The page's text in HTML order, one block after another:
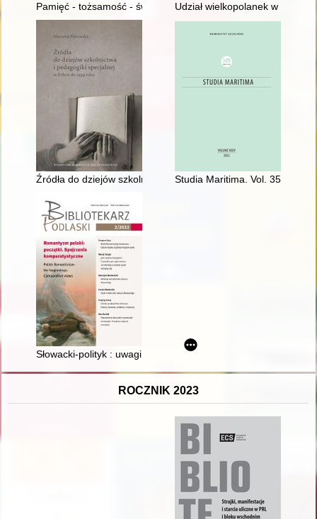
Pamięć - tożsamość - świadomość : w meandrach polskiej
Udział wielkopolanek w
Źródła do dziejów szkolnictwa i pedagogiki specjalnej w
Studia Maritima. Vol. 35 (2022)
Słowacki-polityk : uwagi na marginesie dwóch listów do
ROCZNIK 2023